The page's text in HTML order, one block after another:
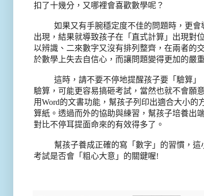
扣了十幾分，又哪裡會喜歡數學呢？
如果又有手腕穩定度不佳的問題時，更
出現，結果就導致孩子在「直式計算」出現對
以辨識、二來數字又沒有排列整齊，在兩者的
於數學上失去自信心，而讓問題變得更加的嚴
這時，請不要不停地提醒孩子要「驗算
驗算，可能更容易搞砸考試，當然也就不會願
用Word的文書功能，幫孩子列印出適合大小的
算紙。透過而外的協助與練習，幫孩子培養出
對比不停耳提面命來的有效得多了。
幫孩子養成正確的寫「數字」的習慣，
考試是否會「粗心大意」的關鍵喔!